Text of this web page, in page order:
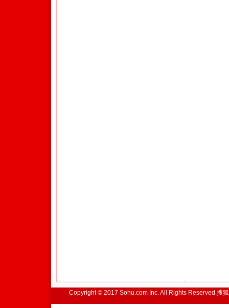
Copyright © 2017 Sohu.com Inc. All Rights Reserved.搜